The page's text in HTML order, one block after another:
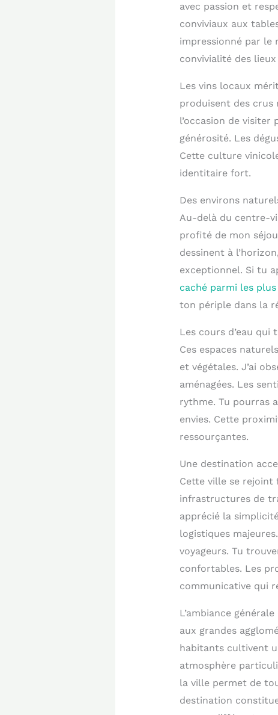
avec passion et
conviviaux aux
impressionné par
convivialité des
Les vins locaux
produisent des crus
l’occasion de
générosité. Les
Cette culture
identitaire fort.
Des environs
Au-delà du centre-
profité de mon
dessinent à
exceptionnel. Si tu
caché parmi les
ton périple dans la
Les cours d’eau
Ces espaces
et végétales. J’ai
aménagées. Les
rythme. Tu pourras
envies. Cette
ressourçantes.
Une destination
Cette ville se rejoint
infrastructures de
apprécié la
logistiques
voyageurs. Tu
confortables. Les
communicative qui
L’ambiance
aux grandes
habitants cultivent
atmosphère
la ville permet de
destination